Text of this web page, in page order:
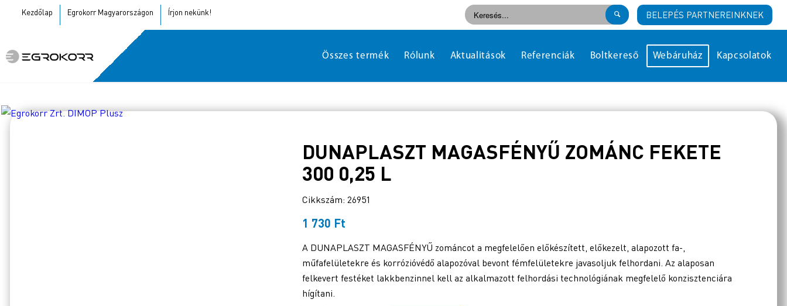
Kezdőlap Egrokorr Magyarországon Írjon nekünk! BELEPÉS PARTNEREINKNEK
Összes termék Rólunk Aktualitások Referenciák Boltkereső Webáruház Kapcsolatok
DUNAPLASZT MAGASFÉNYŰ ZOMÁNC FEKETE
300 0,25 L
Cikkszám: 26951
1 730 Ft
A DUNAPLASZT MAGASFÉNYŰ zománcot a megfelelően előkészített, előkezelt, alapozott fa-,
műfafelületekre és korrózióvédő alapozóval bevont fémfelületekre javasoljuk felhordani. Az alaposan
felkevert festéket lakkbenzinnel kell az alkalmazott felhordási technológiának megfelelő konzisztenciára
hígítani.